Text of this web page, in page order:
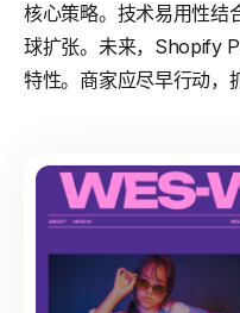
核心策略。技术易用性结
球扩张。未来，Shopify
特性。商家应尽早行动，